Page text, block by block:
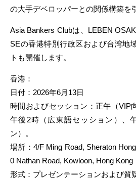
の大手デベロッパーとの関係構築を
Asia Bankers Clubは、LEBEN
SEの香港特別行政区および台湾地
トも開催します。
香港：
日付：2026年6月13日
時間およびセッション：正午（VIP
午後2時（広東語セッション）、
ン）。
場所：4/F Ming Road, Sheraton
0 Nathan Road, Kowloon, Hong Kong
形式：プレゼンテーションおよび質